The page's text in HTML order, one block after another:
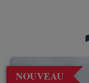
NOUVEAU